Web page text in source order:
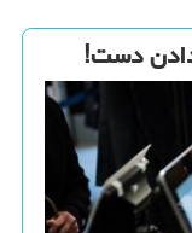
دادن دست!